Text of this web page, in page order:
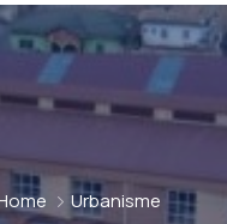
Urbanisme